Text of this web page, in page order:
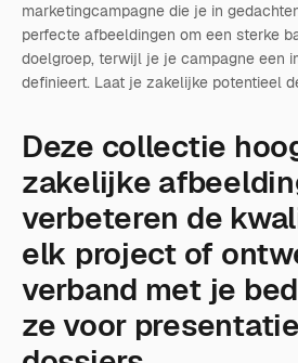
marketingcampagne die je in
perfecte afbeeldingen om een sterke
doelgroep, terwijl je je campagne een
definieert. Laat je zakelijke potentieel
Deze collectie
zakelijke
verbeteren de
elk project of
verband met je
ze voor